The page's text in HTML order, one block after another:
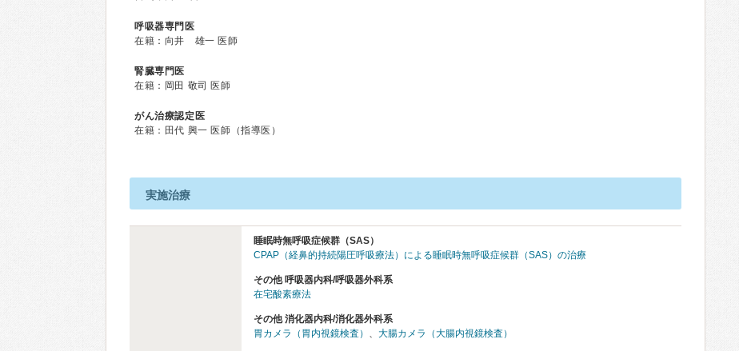
呼吸器専門医
在籍：向井 雄一 医師
腎臓専門医
在籍：岡田 敬司 医師
がん治療認定医
在籍：⽥代 興⼀ 医師（指導医）
実施治療
睡眠時無呼吸症候群（SAS）
CPAP（経鼻的持続陽圧呼吸療法）による睡眠時無呼吸症候群（SAS）の治療
その他 呼吸器内科/呼吸器外科系
在宅酸素療法
その他 消化器内科/消化器外科系
胃カメラ（胃内視鏡検査） 、 大腸カメラ（大腸内視鏡検査）